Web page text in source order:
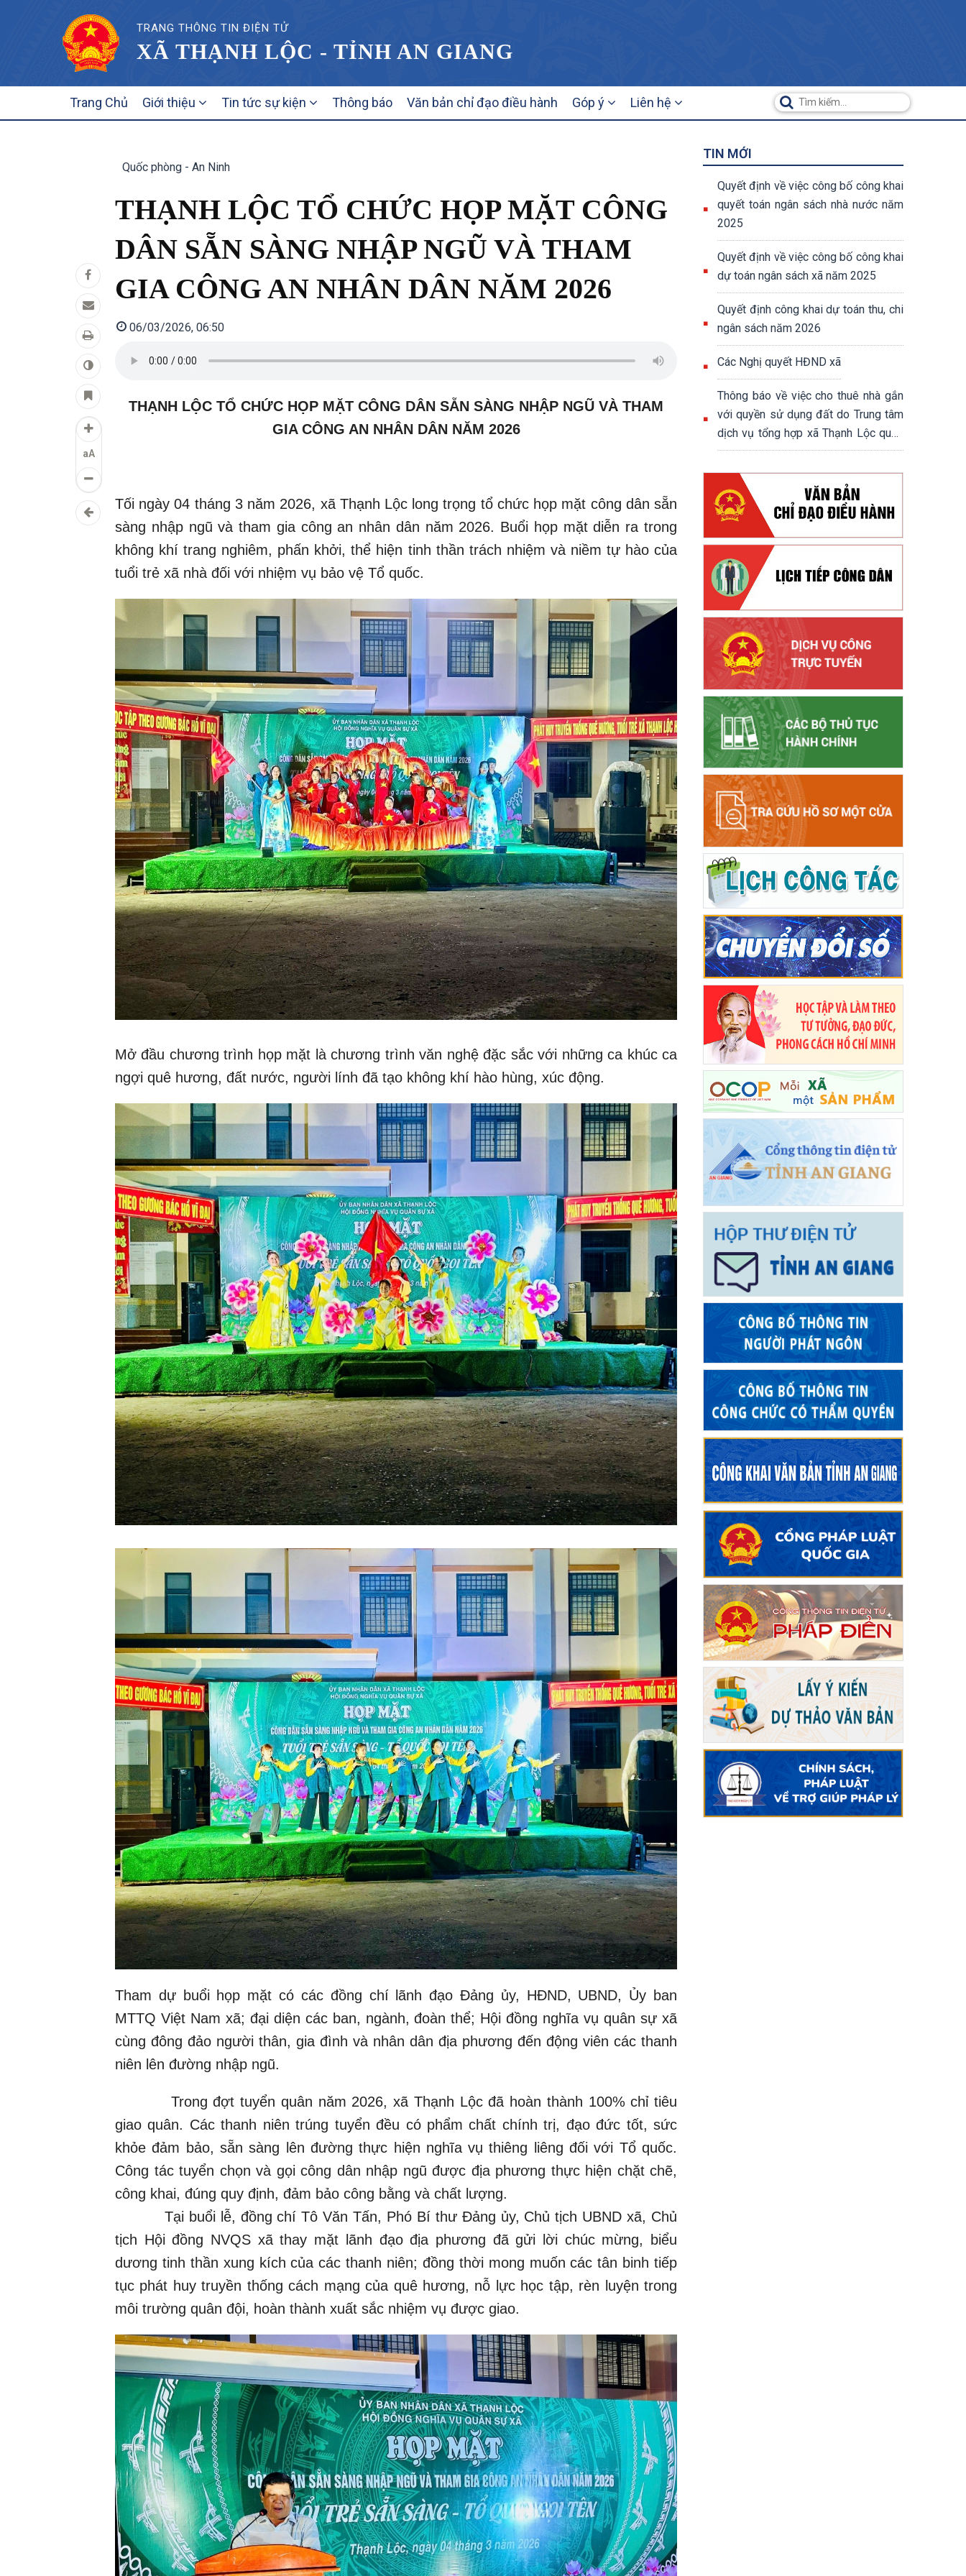
TRANG THÔNG TIN ĐIỆN TỬ
XÃ THẠNH LỘC - TỈNH AN GIANG
NAVIGATION
Trang Chủ Giới thiệu Tin tức sự kiện Thông báo Văn bản chỉ đạo điều hành Góp ý Liên hệ
aA
Quốc phòng - An Ninh
THẠNH LỘC TỔ CHỨC HỌP MẶT CÔNG
DÂN SẴN SÀNG NHẬP NGŨ VÀ THAM
GIA CÔNG AN NHÂN DÂN NĂM 2026
06/03/2026, 06:50
THẠNH LỘC TỔ CHỨC HỌP MẶT CÔNG DÂN SẴN SÀNG NHẬP NGŨ VÀ THAM
GIA CÔNG AN NHÂN DÂN NĂM 2026
Tối ngày 04 tháng 3 năm 2026, xã Thạnh Lộc long trọng tổ chức họp mặt công dân sẵn
sàng nhập ngũ và tham gia công an nhân dân năm 2026. Buổi họp mặt diễn ra trong
không khí trang nghiêm, phấn khởi, thể hiện tinh thần trách nhiệm và niềm tự hào của
tuổi trẻ xã nhà đối với nhiệm vụ bảo vệ Tổ quốc.
Mở đầu chương trình họp mặt là chương trình văn nghệ đặc sắc với những ca khúc ca
ngợi quê hương, đất nước, người lính đã tạo không khí hào hùng, xúc động.
Tham dự buổi họp mặt có các đồng chí lãnh đạo Đảng ủy, HĐND, UBND, Ủy ban
MTTQ Việt Nam xã; đại diện các ban, ngành, đoàn thể; Hội đồng nghĩa vụ quân sự xã
cùng đông đảo người thân, gia đình và nhân dân địa phương đến động viên các thanh
niên lên đường nhập ngũ.
Trong đợt tuyển quân năm 2026, xã Thạnh Lộc đã hoàn thành 100% chỉ tiêu
giao quân. Các thanh niên trúng tuyển đều có phẩm chất chính trị, đạo đức tốt, sức
khỏe đảm bảo, sẵn sàng lên đường thực hiện nghĩa vụ thiêng liêng đối với Tổ quốc.
Công tác tuyển chọn và gọi công dân nhập ngũ được địa phương thực hiện chặt chẽ,
công khai, đúng quy định, đảm bảo công bằng và chất lượng.
Tại buổi lễ, đồng chí Tô Văn Tấn, Phó Bí thư Đảng ủy, Chủ tịch UBND xã, Chủ
tịch Hội đồng NVQS xã thay mặt lãnh đạo địa phương đã gửi lời chúc mừng, biểu
dương tinh thần xung kích của các thanh niên; đồng thời mong muốn các tân binh tiếp
tục phát huy truyền thống cách mạng của quê hương, nỗ lực học tập, rèn luyện trong
môi trường quân đội, hoàn thành xuất sắc nhiệm vụ được giao.
TIN MỚI
Quyết định về việc công bố công khai
quyết toán ngân sách nhà nước năm
2025
Quyết định về việc công bố công khai
dự toán ngân sách xã năm 2025
Quyết định công khai dự toán thu, chi
ngân sách năm 2026
Các Nghị quyết HĐND xã
Thông báo về việc cho thuê nhà gắn
với quyền sử dụng đất do Trung tâm
dịch vụ tổng hợp xã Thạnh Lộc quản
lý, khai thác